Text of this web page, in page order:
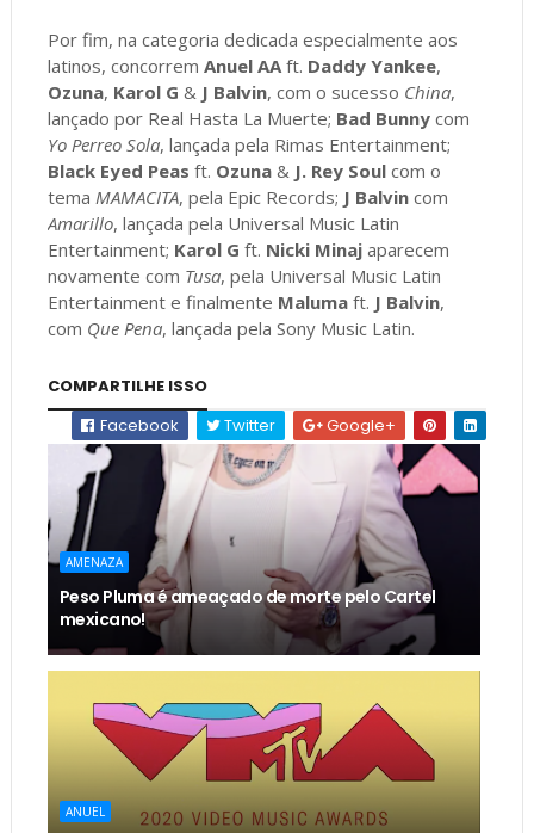
Por fim, na categoria dedicada especialmente aos
latinos, concorrem Anuel AAft. Daddy Yankee,
Ozuna, Karol G & J Balvin, com o sucesso China,
lançado por Real Hasta La Muerte; Bad Bunnycom
Yo Perreo Sola, lançada pela Rimas Entertainment;
Black Eyed Peas ft. Ozuna& J. Rey Soulcom o
tema MAMACITA, pela Epic Records; J Balvincom
Amarillo, lançada pela Universal Music Latin
Entertainment; Karol G ft. Nicki Minajaparecem
novamente com Tusa, pela Universal Music Latin
Entertainment e finalmente Malumaft. J Balvin,
com Que Pena, lançada pela Sony Music Latin.
COMPARTILHE ISSO
Facebook
Twitter Google+
AMENAZA
Peso Pluma é ameaçado de morte pelo Cartel
mexicano!
ANUEL